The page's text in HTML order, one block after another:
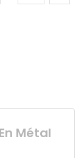
Métal